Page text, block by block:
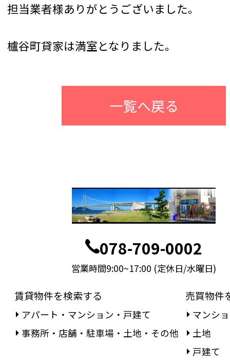
担当業者様ありがとうございました。
櫨谷町貸家は満室となりました。
一覧へ戻る
078-709-0002
営業時間9:00~17:00 (定休日/水曜日)
賃貸物件を検索する
アパート・マンション・戸建て
事務所・店舗・駐車場・土地・その他
売買物件
マンシ
土地
戸建て